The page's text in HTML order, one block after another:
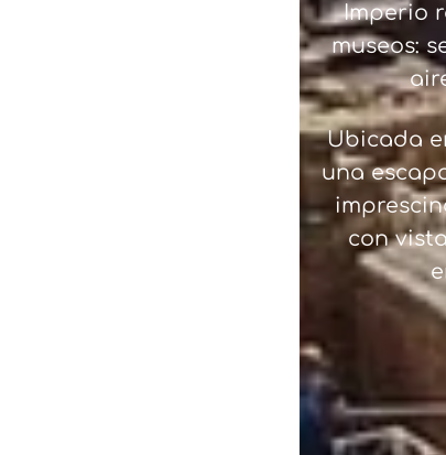
Imperio
museos:
Ubicada
una
con